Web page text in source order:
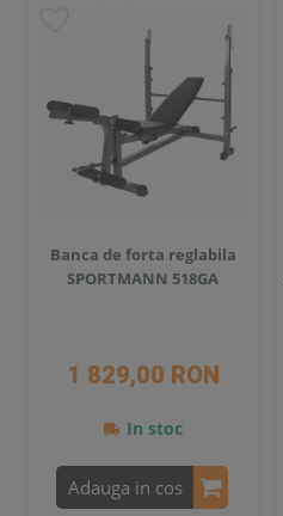
Banca de forta reglabila
SPORTMANN 518GA
1 829,00 RON
In stoc
Adauga in cos